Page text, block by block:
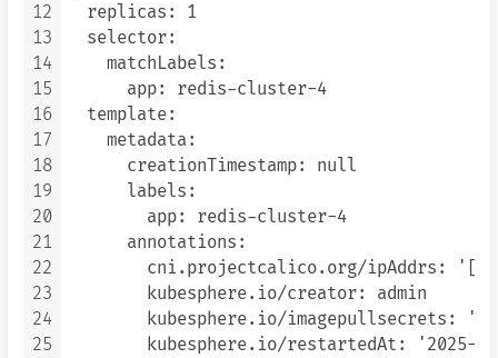
12
13
14
15
16
17
18
19
20
21
22
23
24
25
  replicas: 1
  selector:
    matchLabels:
      app: redis-cluster-4
  template:
    metadata:
      creationTimestamp: null
      labels:
        app: redis-cluster-4
      annotations:
cni.projectcalico.org/ipAddrs:
        kubesphere.io/creator: admin
kubesphere.io/imagepullsecrets:
kubesphere.io/restartedAt: '2025-